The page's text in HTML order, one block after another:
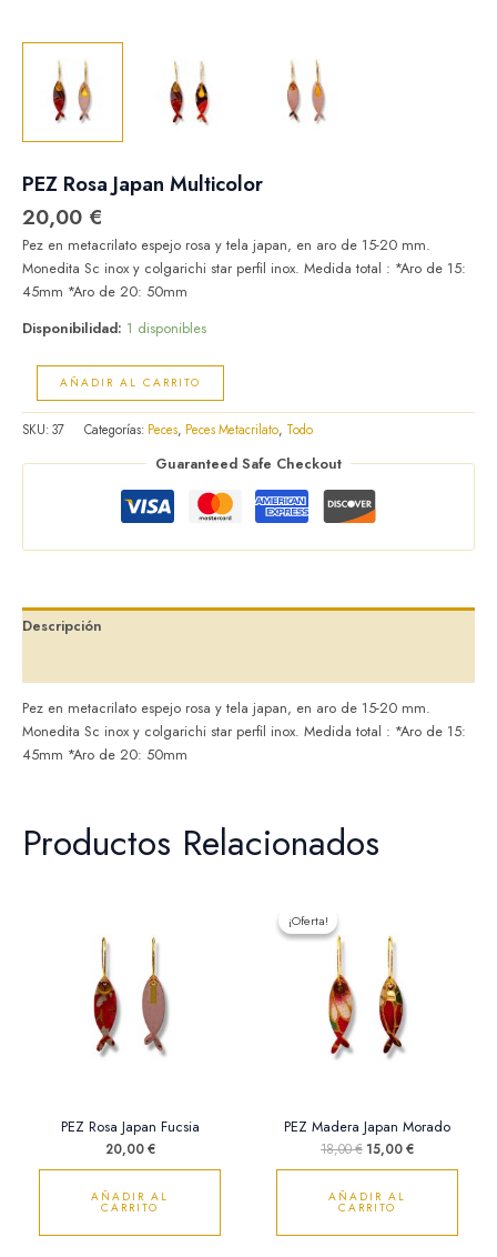
PEZ Rosa Japan Multicolor
20,00 €
Pez en metacrilato espejo rosa y tela japan, en aro de 15-20 mm.
Monedita Sc inox y colgarichi star perfil inox. Medida total : *Aro de 15:
45mm *Aro de 20: 50mm
Disponibilidad: 1 disponibles
AÑADIR AL CARRITO
SKU:37 Categorías: Peces, Peces Metacrilato, Todo
Guaranteed Safe Checkout
Descripción
Pez en metacrilato espejo rosa y tela japan, en aro de 15-20 mm.
Monedita Sc inox y colgarichi star perfil inox. Medida total : *Aro de 15:
45mm *Aro de 20: 50mm
Productos Relacionados
PEZ Rosa Japan Fucsia
20,00€
AÑADIR AL
CARRITO
¡Oferta!
¡Oferta!
PEZ Madera Japan Morado
18,00€
era:
18,00 €.
15,00€
AÑADIR AL
CARRITO